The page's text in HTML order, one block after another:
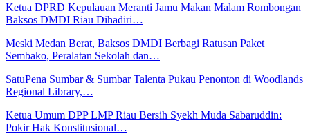
Ketua DPRD Kepulauan Meranti Jamu Makan Malam Rombongan
Baksos DMDI Riau Dihadiri…
Meski Medan Berat, Baksos DMDI Berbagi Ratusan Paket
Sembako, Peralatan Sekolah dan…
SatuPena Sumbar & Sumbar Talenta Pukau Penonton di Woodlands
Regional Library,…
Ketua Umum DPP LMP Riau Bersih Syekh Muda Sabaruddin:
Pokir Hak Konstitusional…